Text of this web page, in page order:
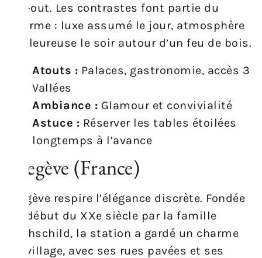
ski‑out. Les contrastes font partie du
charme : luxe assumé le jour, atmosphère
chaleureuse le soir autour d’un feu de bois.
Atouts : Palaces, gastronomie, accès 3
Vallées
Ambiance : Glamour et convivialité
Astuce : Réserver les tables étoilées
longtemps à l’avance
Megève (France)
Megève respire l’élégance discrète. Fondée
au début du XXe siècle par la famille
Rothschild, la station a gardé un charme
de village, avec ses rues pavées et ses